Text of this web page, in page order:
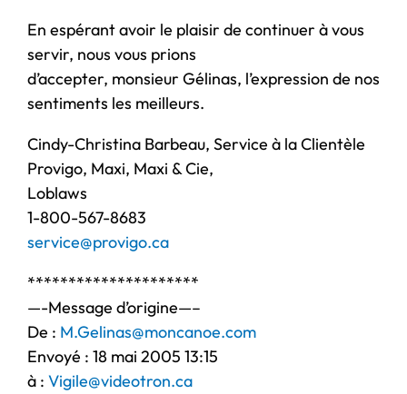
En espérant avoir le plaisir de continuer à vous
servir, nous vous prions
d’accepter, monsieur Gélinas, l’expression de nos
sentiments les meilleurs.
Cindy-Christina Barbeau, Service à la Clientèle
Provigo, Maxi, Maxi & Cie,
Loblaws
1-800-567-8683
service@provigo.ca
*********************
—-Message d’origine—–
De : M.Gelinas@moncanoe.com
Envoyé : 18 mai 2005 13:15
à : Vigile@videotron.ca